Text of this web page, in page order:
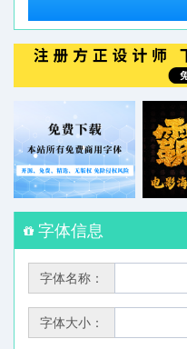
字体信息
字体名称：
字体大小：